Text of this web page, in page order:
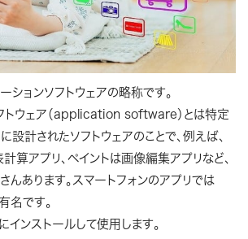
ションソフトウェアの略称です。
トウェア（application software）とは特定
設計されたソフトウェアのことで、例えば、
算アプリ、ペイントは画像編集アプリなど、
んあります。スマートフォンのアプリでは
名です。
インストールして使用します。